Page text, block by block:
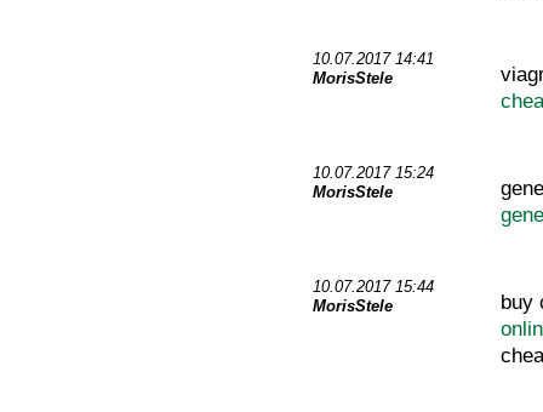
10.07.2017 14:41
MorisStele
10.07.2017 15:24
MorisStele
10.07.2017 15:44
MorisStele
buy